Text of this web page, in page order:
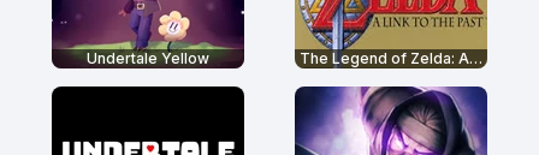
Undertale Yellow The Legend of Zelda: A Link to the Past